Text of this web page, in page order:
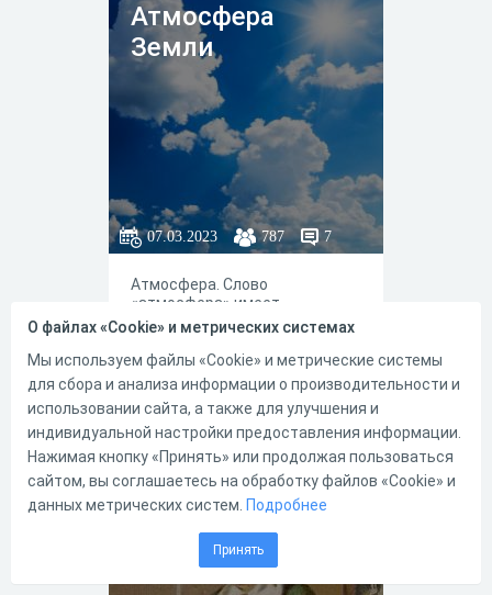
Атмосфера
Земли
07.03.2023 787 7
Атмосфера. Слово
«атмосфера» имеет
древнегреческие корни:
«атмос» (пар) и «сфера». В
простейшем понимании оно
обозначает газовую
оболочку любого небесного
тела, которая удерживается
вокруг него силой гравитации.
6 1
Атмосферное
давление
О файлах «Cookie» и метрических системах
Мы используем файлы «Cookie» и метрические системы
для сбора и анализа информации о производительности и
использовании сайта, а также для улучшения и
индивидуальной настройки предоставления информации.
Нажимая кнопку «Принять» или продолжая пользоваться
сайтом, вы соглашаетесь на обработку файлов «Cookie» и
данных метрических систем. Подробнее
Принять